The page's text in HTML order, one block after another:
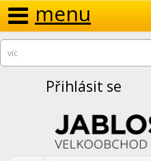
menu
Přihlásit se